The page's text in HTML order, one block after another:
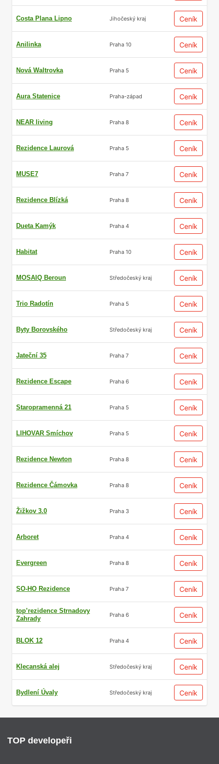
Costa Plana Lipno Jihočeský kraj Ceník
Anilinka Praha 10 Ceník
Nová Waltrovka Praha 5 Ceník
Aura Statenice Praha-západ Ceník
NEAR living Praha 8 Ceník
Rezidence Laurová Praha 5 Ceník
MUSE7 Praha 7 Ceník
Rezidence Blízká Praha 8 Ceník
Dueta Kamýk Praha 4 Ceník
Habitat Praha 10 Ceník
MOSAIQ Beroun Středočeský kraj Ceník
Trio Radotín Praha 5 Ceník
Byty Borovského Středočeský kraj Ceník
Jateční 35 Praha 7 Ceník
Rezidence Escape Praha 6 Ceník
Staropramenná 21 Praha 5 Ceník
LIHOVAR Smíchov Praha 5 Ceník
Rezidence Newton Praha 8 Ceník
Rezidence Čámovka Praha 8 Ceník
Žižkov 3.0 Praha 3 Ceník
Arboret Praha 4 Ceník
Evergreen Praha 8 Ceník
SO-HO Rezidence Praha 7 Ceník
top’rezidence Strnadovy
Zahrady
Praha 6 Ceník
BLOK 12 Praha 4 Ceník
Klecanská alej Středočeský kraj Ceník
Bydlení Úvaly Středočeský kraj Ceník
TOP developeři